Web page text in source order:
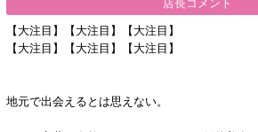
店長コメント
【大注目】【大注目】【大注目】
【大注目】【大注目】【大注目】
地元で出会えるとは思えない。